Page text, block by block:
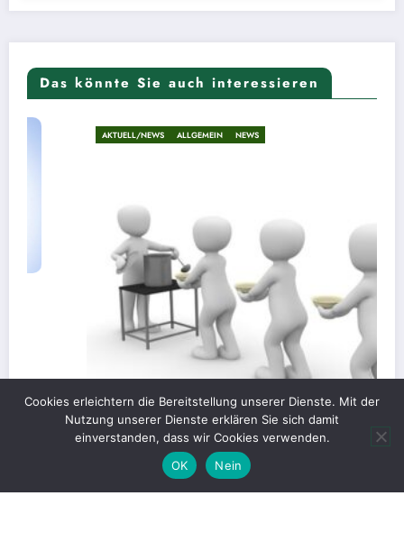
Das könnte Sie auch interessieren
AKTUELL/NEWS ALLGEMEIN NEWS
Gerechte Verteilung oder Blockade für
Cookies erleichtern die Bereitstellung unserer Dienste. Mit der
Nutzung unserer Dienste erklären Sie sich damit
einverstanden, dass wir Cookies verwenden.
OK
Nein